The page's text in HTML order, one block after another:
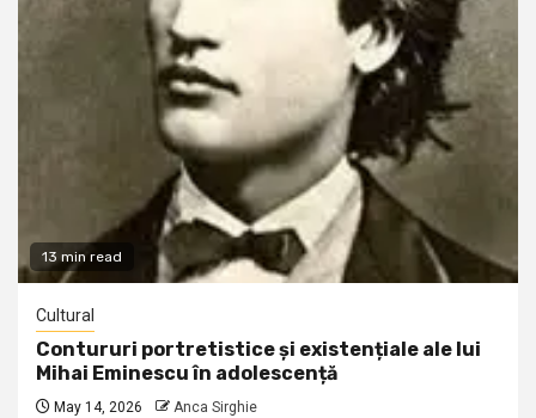
13 min read
Cultural
Contururi portretistice și existențiale ale lui
Mihai Eminescu în adolescență
May 14, 2026 Anca Sirghie